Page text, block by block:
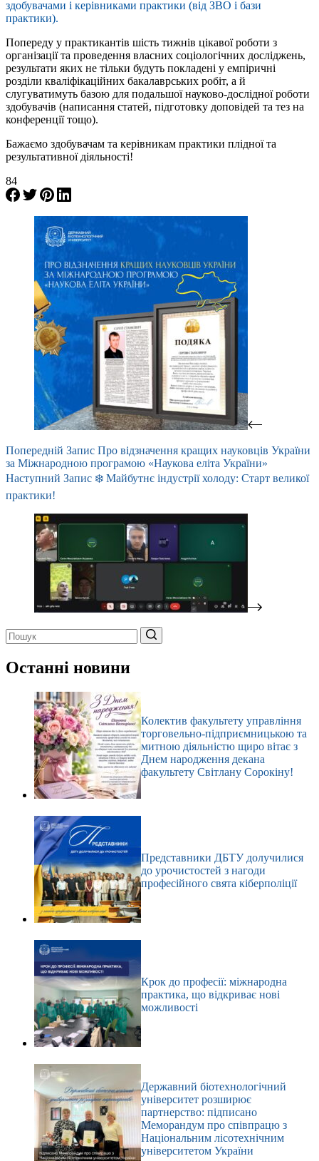
здобувачами і керівниками практики (від ЗВО і бази
практики).
Попереду у практикантів шість тижнів цікавої роботи з
організації та проведення власних соціологічних досліджень,
результати яких не тільки будуть покладені у емпіричні
розділи кваліфікаційних бакалаврських робіт, а й
слугуватимуть базою для подальшої науково-дослідної роботи
здобувачів (написання статей, підготовку доповідей та тез на
конференції тощо).
Бажаємо здобувачам та керівникам практики плідної та
результативної діяльності!
84
Попередній Запис Про відзначення кращих науковців України
за Міжнародною програмою «Наукова еліта України»
Наступний Запис ❄️ Майбутнє індустрії холоду: Старт великої
практики!
результатів
Останні новини
Колектив факультету управління
торговельно-підприємницькою та
митною діяльністю щиро вітає з
Днем народження декана
факультету Світлану Сорокіну!
Представники ДБТУ долучилися
до урочистостей з нагоди
професійного свята кіберполіції
Крок до професії: міжнародна
практика, що відкриває нові
можливості
Державний біотехнологічний
університет розширює
партнерство: підписано
Меморандум про співпрацю з
Національним лісотехнічним
університетом України